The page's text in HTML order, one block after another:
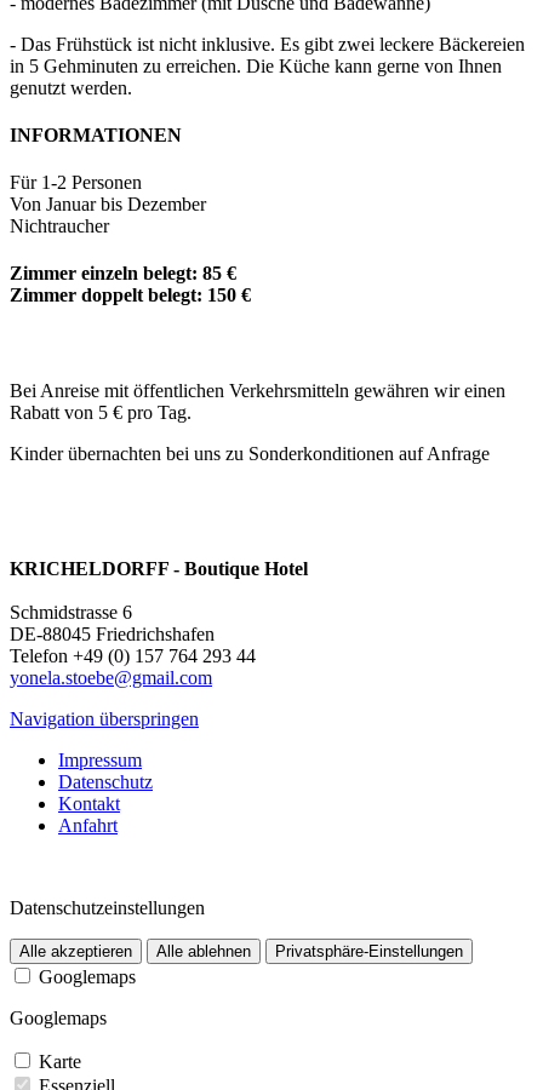
- Das Frühstück ist nicht inklusive. Es gibt zwei leckere Bäckereien
in 5 Gehminuten zu erreichen. Die Küche kann gerne von Ihnen
genutzt werden.
INFORMATIONEN
Für 1-2 Personen
Von Januar bis Dezember
Nichtraucher
Zimmer einzeln belegt: 85 €
Zimmer doppelt belegt: 150 €
Bei Anreise mit öffentlichen Verkehrsmitteln gewähren wir einen
Rabatt von 5 € pro Tag.
Kinder übernachten bei uns zu Sonderkonditionen auf Anfrage
KRICHELDORFF - Boutique Hotel
Schmidstrasse 6
DE-88045 Friedrichshafen
Telefon +49 (0) 157 764 293 44
yonela.stoebe@gmail.com
Navigation überspringen
Impressum
Datenschutz
Kontakt
Anfahrt
Datenschutzeinstellungen
Alle akzeptieren Alle ablehnen Privatsphäre-Einstellungen
Googlemaps
Googlemaps
Karte